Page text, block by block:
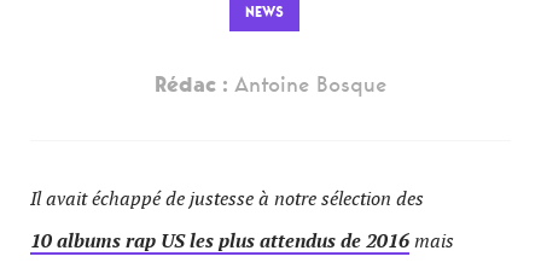
NEWS
Rédac : Antoine Bosque
Il avait échappé de justesse à notre sélection des
10 albums rap US les plus attendus de 2016mais